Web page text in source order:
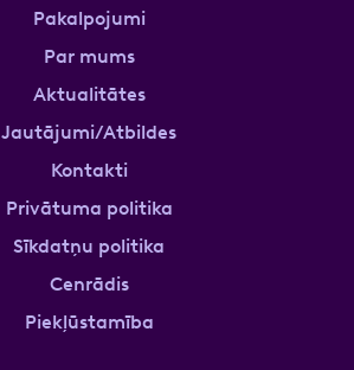
Pakalpojumi
Par mums
Aktualitātes
Jautājumi/Atbildes
Kontakti
Privātuma politika
Sīkdatņu politika
Cenrādis
Piekļūstamība